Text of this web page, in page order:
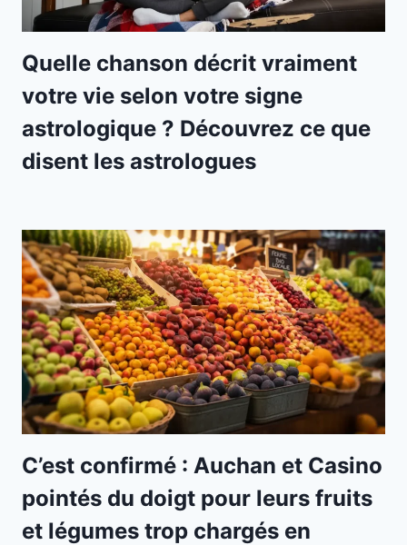
Quelle chanson décrit vraiment
votre vie selon votre signe
astrologique ? Découvrez ce que
disent les astrologues
C’est confirmé : Auchan et Casino
pointés du doigt pour leurs fruits
et légumes trop chargés en